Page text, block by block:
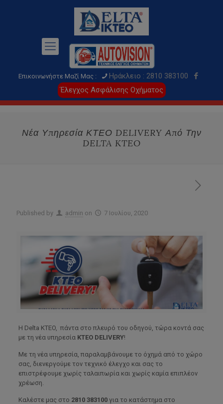
Επικοινωνήστε Μαζί Μας :
Ηράκλειο : 2810 383100
Έλεγχος Ασφάλισης Οχήματος
Νέα Υπηρεσία ΚΤΕΟ DELIVERY Από Την
DELTA KTEO
Published by admin on 7 Ιουλίου, 2020
Η Delta KTEO, πάντα στο πλευρό του οδηγού, τώρα κοντά σας
με τη νέα υπηρεσία ΚΤΕΟ DELIVERY!
Με τη νέα υπηρεσία, παραλαμβάνουμε το όχημά από το χώρο
σας, διενεργούμε τον τεχνικό έλεγχο και σας το
επιστρέφουμε χωρίς ταλαιπωρία και χωρίς καμία επιπλέον
χρέωση.
Καλέστε μας στο 2810 383100για το κατάστημα στο